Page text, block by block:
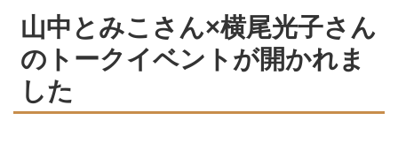
山中とみこさん×横尾光子さん
のトークイベントが開かれま
した